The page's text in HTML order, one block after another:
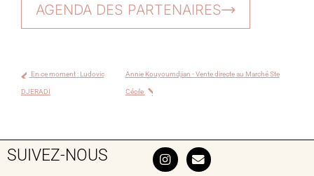
AGENDA DES PARTENAIRES
En ce moment : Ludovic
DJERADI
Annie Kouyoumdjian - Vente directe au Marché Ste
Cécile
SUIVEZ-NOUS